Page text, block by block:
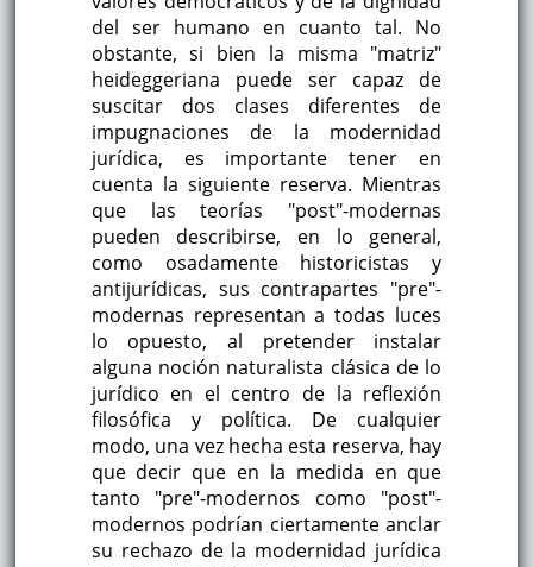
del ser humano en cuanto tal. No
obstante, si bien la misma "matriz"
heideggeriana puede ser capaz de
suscitar dos clases diferentes de
impugnaciones de la modernidad
jurídica, es importante tener en
cuenta la siguiente reserva. Mientras
que las teorías "post"-modernas
pueden describirse, en lo general,
como osadamente historicistas y
antijurídicas, sus contrapartes "pre"-
modernas representan a todas luces
lo opuesto, al pretender instalar
alguna noción naturalista clásica de lo
jurídico en el centro de la reflexión
filosófica y política. De cualquier
modo, una vez hecha esta reserva, hay
que decir que en la medida en que
tanto "pre"-modernos como "post"-
modernos podrían ciertamente anclar
su rechazo de la modernidad jurídica